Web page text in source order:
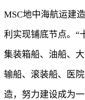
MSC地中海航运建
利实现铺底节点。“
集装箱船、油船、
输船、滚装船、医
造，努力建设成为